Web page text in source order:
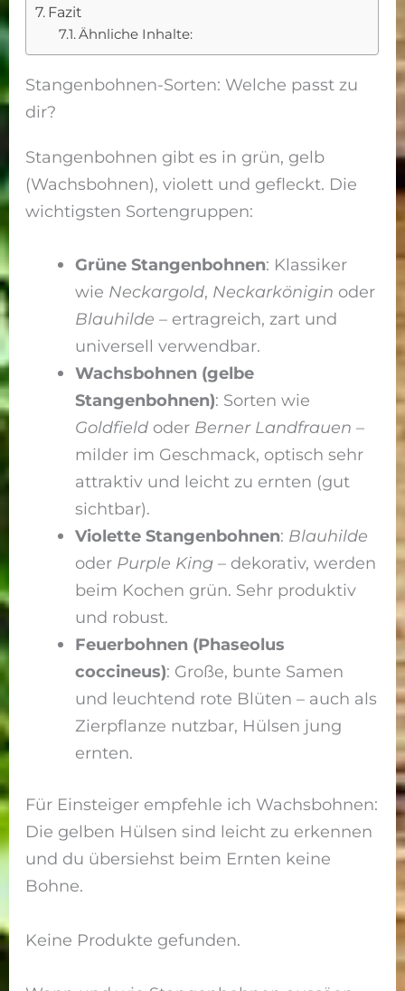
Fazit
Ähnliche Inhalte:
Stangenbohnen-Sorten: Welche passt zu
dir?
Stangenbohnen gibt es in grün, gelb
(Wachsbohnen), violett und gefleckt. Die
wichtigsten Sortengruppen:
Grüne Stangenbohnen: Klassiker
wie Neckargold, Neckarkönigin oder
Blauhilde – ertragreich, zart und
universell verwendbar.
Wachsbohnen (gelbe
Stangenbohnen): Sorten wie
Goldfieldoder Berner Landfrauen –
milder im Geschmack, optisch sehr
attraktiv und leicht zu ernten (gut
sichtbar).
Violette Stangenbohnen: Blauhilde
oder Purple King– dekorativ, werden
beim Kochen grün. Sehr produktiv
und robust.
Feuerbohnen (Phaseolus
coccineus): Große, bunte Samen
und leuchtend rote Blüten – auch als
Zierpflanze nutzbar, Hülsen jung
ernten.
Für Einsteiger empfehle ich Wachsbohnen:
Die gelben Hülsen sind leicht zu erkennen
und du übersiehst beim Ernten keine
Bohne.
Keine Produkte gefunden.